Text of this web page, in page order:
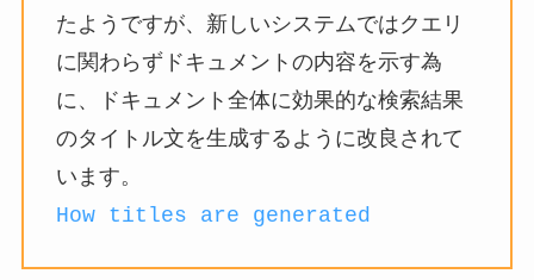
たようですが、新しいシステムではクエリ
に関わらずドキュメントの内容を示す為
に、ドキュメント全体に効果的な検索結果
のタイトル文を生成するように改良されて
います。
How titles are generated